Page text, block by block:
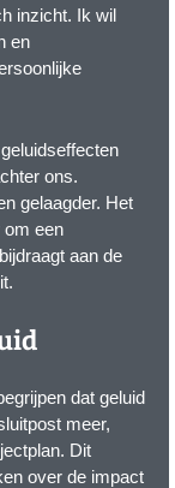
inzicht. Ik wil
en
ons.
gelaagder. Het
om een
aan de
dat geluid
meer,
Dit
over de impact